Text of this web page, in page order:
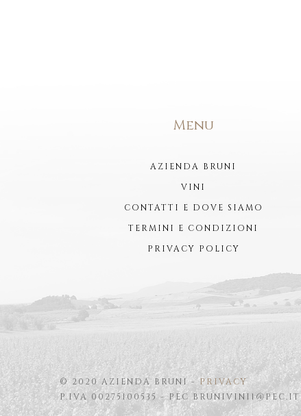
Menu
AZIENDA BRUNI
VINI
CONTATTI E DOVE SIAMO
TERMINI E CONDIZIONI
PRIVACY POLICY
© 2020 AZIENDA BRUNI -PRIVACY
P.IVA 00275100535 - PEC BRUNIVINI1@PEC.IT